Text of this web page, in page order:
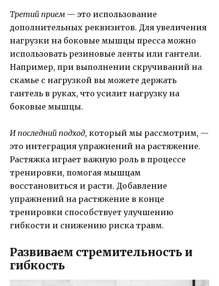
Третий прием — это использование
дополнительных реквизитов. Для увеличения
нагрузки на боковые мышцы пресса можно
использовать резиновые ленты или гантели.
Например, при выполнении скручиваний на
скамье с нагрузкой вы можете держать
гантель в руках, что усилит нагрузку на
боковые мышцы.
И последний подход, который мы рассмотрим, —
это интеграция упражнений на растяжение.
Растяжка играет важную роль в процессе
тренировки, помогая мышцам
восстановиться и расти. Добавление
упражнений на растяжение в конце
тренировки способствует улучшению
гибкости и снижению риска травм.
Развиваем стремительность и
гибкость